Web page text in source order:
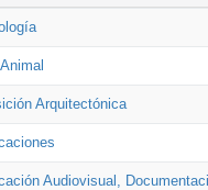
Arquitectónica
Audiovisual,